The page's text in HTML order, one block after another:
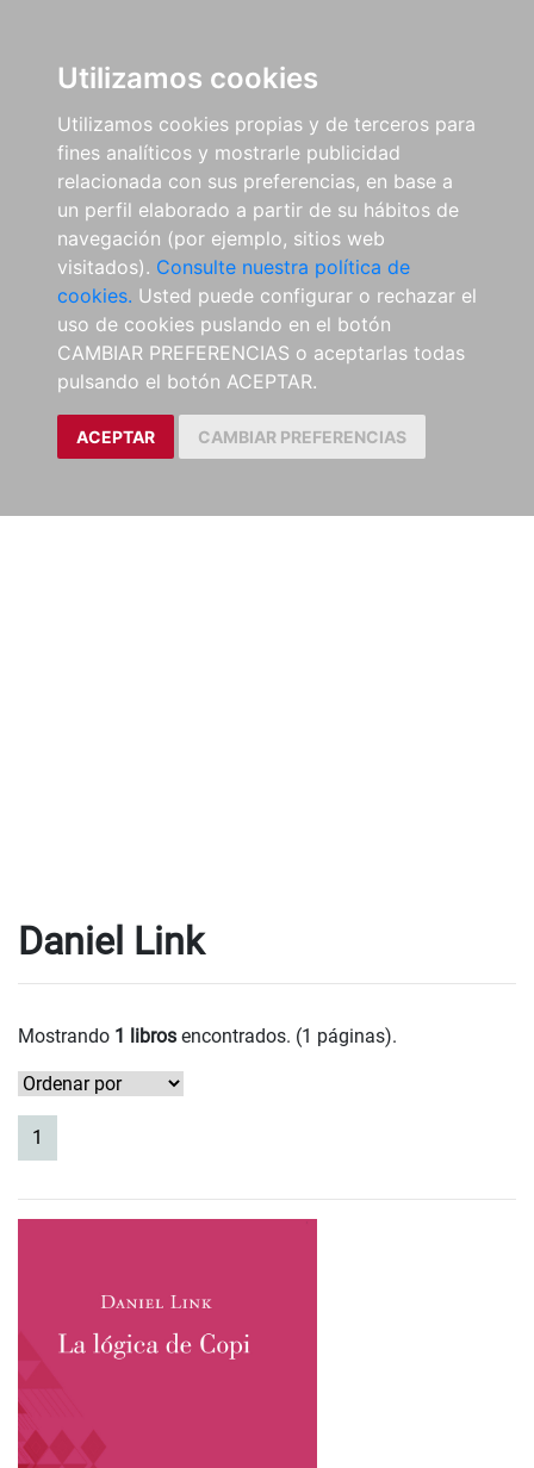
Utilizamos cookies
Utilizamos cookies propias y de terceros para
fines analíticos y mostrarle publicidad
relacionada con sus preferencias, en base a
un perfil elaborado a partir de su hábitos de
navegación (por ejemplo, sitios web
visitados). Consulte nuestra política de
cookies. Usted puede configurar o rechazar el
uso de cookies puslando en el botón
CAMBIAR PREFERENCIAS o aceptarlas todas
pulsando el botón ACEPTAR.
ACEPTAR CAMBIAR PREFERENCIAS
Daniel Link
Mostrando 1 libros encontrados. (1 páginas).
1